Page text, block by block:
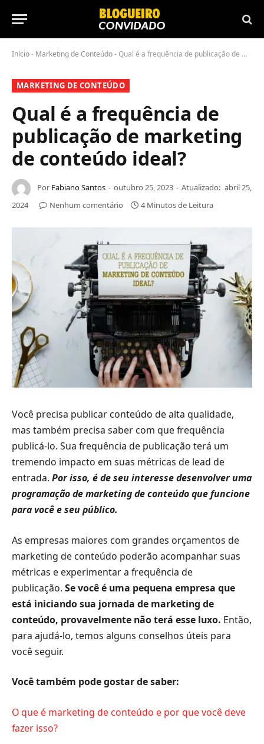
Início- Marketing de Conteúdo-Qual é a frequência de publicação de marketing de conteúdo ideal?
MARKETING DE CONTEÚDO
Qual é a frequência de
publicação de marketing
de conteúdo ideal?
Por Fabiano Santos outubro 25, 2023 Atualizado: abril 25,
2024
Nenhum comentário 4 Minutos de Leitura
Você precisa publicar conteúdo de alta qualidade,
mas também precisa saber com que frequência
publicá-lo. Sua frequência de publicação terá um
tremendo impacto em suas métricas de lead de
entrada. Por isso, é de seu interesse desenvolver uma
programação de marketing de conteúdo que funcione
para você e seu público.
As empresas maiores com grandes orçamentos de
marketing de conteúdo poderão acompanhar suas
métricas e experimentar a frequência de
publicação. Se você é uma pequena empresa que
está iniciando sua jornada de marketing de
conteúdo, provavelmente não terá esse luxo. Então,
para ajudá-lo, temos alguns conselhos úteis para
você seguir.
Você também pode gostar de saber:
O que é marketing de conteúdo e por que você deve
fazer isso?